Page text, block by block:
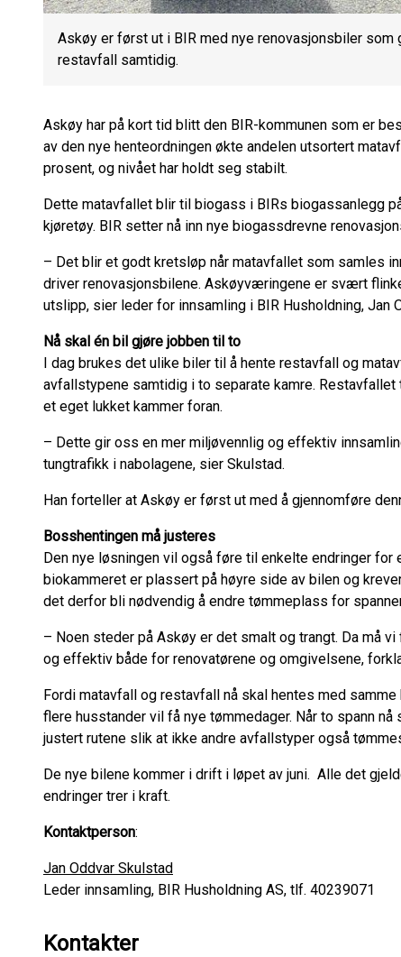
Askøy er først ut i BIR med nye renovasjonsbiler
restavfall samtidig.
Askøy har på kort tid blitt den BIR-kommunen som er
av den nye henteordningen økte andelen utsortert
prosent, og nivået har holdt seg stabilt.
Dette matavfallet blir til biogass i BIRs biogassanlegg
kjøretøy. BIR setter nå inn nye biogassdrevne
– Det blir et godt kretsløp når matavfallet som samles
driver renovasjonsbilene. Askøyværingene er svært
utslipp, sier leder for innsamling i BIR Husholdning, Jan
Nå skal én bil gjøre jobben til to
I dag brukes det ulike biler til å hente restavfall og
avfallstypene samtidig i to separate kamre.
et eget lukket kammer foran.
– Dette gir oss en mer miljøvennlig og effektiv
tungtrafikk i nabolagene, sier Skulstad.
Han forteller at Askøy er først ut med å gjennomføre
Bosshentingen må justeres
Den nye løsningen vil også føre til enkelte endringer for
biokammeret er plassert på høyre side av bilen og
det derfor bli nødvendig å endre tømmeplass for
– Noen steder på Askøy er det smalt og trangt. Da må
og effektiv både for renovatørene og omgivelsene,
Fordi matavfall og restavfall nå skal hentes med
flere husstander vil få nye tømmedager. Når to spann
justert rutene slik at ikke andre avfallstyper også
De nye bilene kommer i drift i løpet av juni. Alle det
endringer trer i kraft.
Kontaktperson:
Jan Oddvar Skulstad
Leder innsamling, BIR Husholdning AS, tlf. 40239071
Kontakter